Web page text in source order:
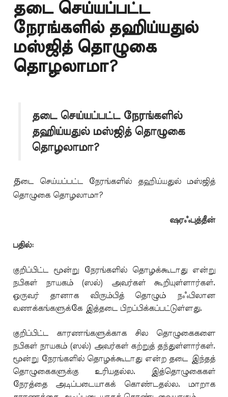
தடை செய்யப்பட்ட
நேரங்களில் தஹிய்யதுல்
மஸ்ஜித் தொழுகை
தொழலாமா?
தடை செய்யப்பட்ட நேரங்களில்
தஹிய்யதுல் மஸ்ஜித் தொழுகை
தொழலாமா?
தடை செய்யப்பட்ட நேரங்களில் தஹிய்யதுல் மஸ்ஜித்
தொழுகை தொழலாமா?
ஷரஃபுத்தீன்
பதில்:
குறிப்பிட்ட மூன்று நேரங்களில் தொழக்கூடாது என்று
நபிகள் நாயகம் (ஸல்) அவர்கள் கூறியுள்ளார்கள்.
ஒருவர் தானாக விரும்பித் தொழும் நஃபிலான
வணக்கங்களுக்கே இத்தடை பிறப்பிக்கப்பட்டுள்ளது.
குறிப்பிட்ட காரணங்களுக்காக சில தொழுகைகளை
நபிகள் நாயகம் (ஸல்) அவர்கள் கற்றுத் தந்துள்ளார்கள்.
மூன்று நேரங்களில் தொழக்கூடாது என்ற தடை இந்தத்
தொழுகைகளுக்கு உரியதல்ல. இத்தொழுகைகள்
நேரத்தை அடிப்படையாகக் கொண்டதல்ல. மாறாக